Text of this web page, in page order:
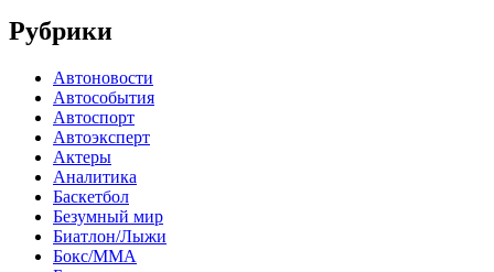
Рубрики
Автоновости
Автособытия
Автоспорт
Автоэксперт
Актеры
Аналитика
Баскетбол
Безумный мир
Биатлон/Лыжи
Бокс/MMA